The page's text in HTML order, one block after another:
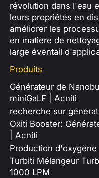
révolution dans l'eau
leurs propriétés en
améliorer les
en matière de
large éventail
Produits
Générateur de
miniGaLF | Acniti
recherche sur
Oxiti Booster:
| Acniti
Production
Turbiti Mélangeur
1000 LPM